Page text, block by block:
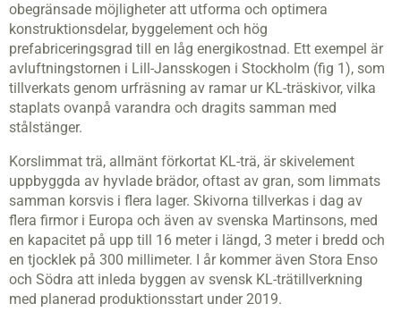
obegränsade möjligheter att utforma och optimera
konstruktionsdelar, byggelement och hög
prefabriceringsgrad till en låg energikostnad. Ett exempel är
avluftningstornen i Lill-Jansskogen i Stockholm (fig 1), som
tillverkats genom urfräsning av ramar ur KL-träskivor, vilka
staplats ovanpå varandra och dragits samman med
stålstänger.
Korslimmat trä, allmänt förkortat KL-trä, är skivelement
uppbyggda av hyvlade brädor, oftast av gran, som limmats
samman korsvis i flera lager. Skivorna tillverkas i dag av
flera firmor i Europa och även av svenska Martinsons, med
en kapacitet på upp till 16 meter i längd, 3 meter i bredd och
en tjocklek på 300 millimeter. I år kommer även Stora Enso
och Södra att inleda byggen av svensk KL-trätillverkning
med planerad produktionsstart under 2019.